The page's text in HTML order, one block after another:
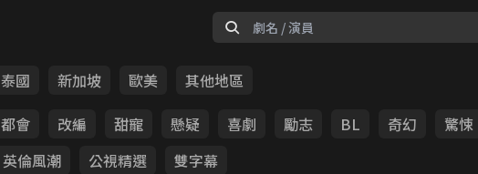
泰國 新加坡 歐美
其他地區
都會 改編 甜寵 懸疑 喜劇 勵志 BL 奇幻 驚悚
英倫風潮 公視精選
雙字幕